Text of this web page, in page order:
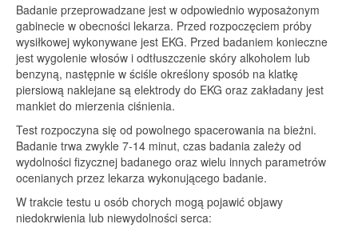
Badanie przeprowadzane jest w odpowiednio wyposażonym
gabinecie w obecności lekarza. Przed rozpoczęciem próby
wysiłkowej wykonywane jest EKG. Przed badaniem konieczne
jest wygolenie włosów i odtłuszczenie skóry alkoholem lub
benzyną, następnie w ściśle określony sposób na klatkę
piersiową naklejane są elektrody do EKG oraz zakładany jest
mankiet do mierzenia ciśnienia.
Test rozpoczyna się od powolnego spacerowania na bieżni.
Badanie trwa zwykle 7-14 minut, czas badania zależy od
wydolności fizycznej badanego oraz wielu innych parametrów
ocenianych przez lekarza wykonującego badanie.
W trakcie testu u osób chorych mogą pojawić objawy
niedokrwienia lub niewydolności serca: